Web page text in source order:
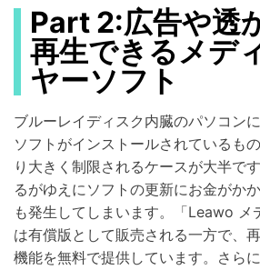
Part 2:広告や透
再生できるメデ
ヤーソフト
ブルーレイディスク内臓のパソコン
ソフトがインストールされているも
り大きく制限されるケースが大半で
るがゆえにソフトの更新にお金がか
も発生してしまいます。「Leawo メ
は有償版として販売される一方で、
機能を無料で提供しています。さら